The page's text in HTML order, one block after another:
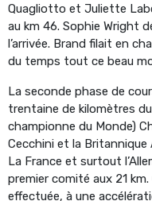
Quagliotto et Juliette
au km 46. Sophie Wright
l’arrivée. Brand filait en
du temps tout ce beau
La seconde phase de
trentaine de kilomètres
championne du Monde)
Cecchini et la Britannique
La France et surtout
premier comité aux 21
effectuée, à une